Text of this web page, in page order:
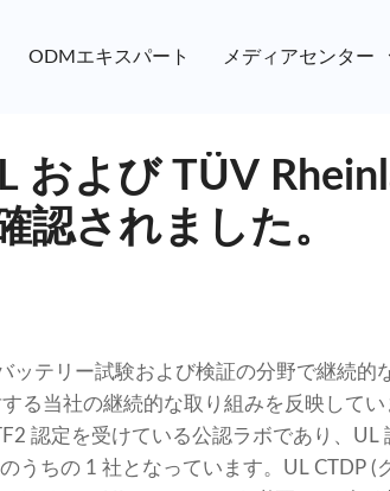
ODMエキスパート メディアセンター
および TÜV
認されました。
ッテリー試験および検証の分野で継続的
る当社の継続的な取り組みを反映してい
認定を受けている公認ラボであり、UL
うちの 1 社となっています。UL CTDP (